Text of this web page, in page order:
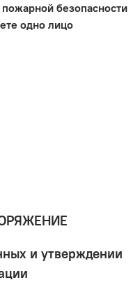
безопасности
одно лицо
и утверждении